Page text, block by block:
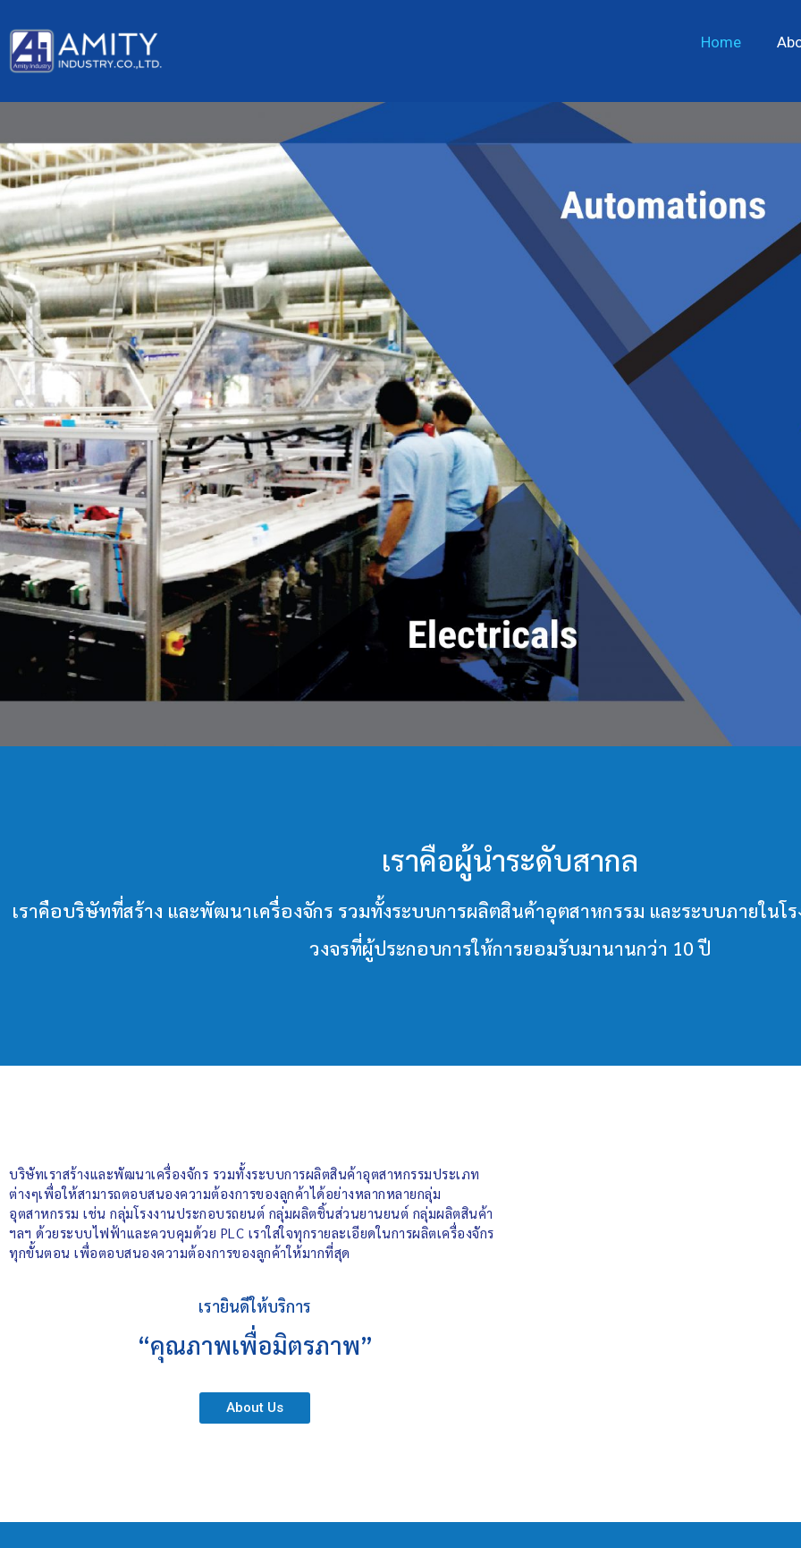
Home
เราคือผู้นำระดับสากล
เราคือบริษัทที่สร้าง และพัฒนาเครื่องจักร รวมทั้งระบบการผลิตสินค้าอุตสาหกรรม และระบบภายในโ
วงจรที่ผู้ประกอบการให้การยอมรับมานานกว่า 10 ปี
บริษัทเราสร้างและพัฒนาเครื่องจักร รวมทั้งระบบการผลิตสินค้าอุตสาหกรรมประเภท
ต่างๆเพื่อให้สามารถตอบสนองความต้องการของลูกค้าได้อย่างหลากหลายกลุ่ม
อุตสาหกรรม เช่น กลุ่มโรงงานประกอบรถยนต์ กลุ่มผลิตชิ้นส่วนยานยนต์ กลุ่มผลิตสินค้า
ฯลฯ ด้วยระบบไฟฟ้าและควบคุมด้วย PLC เราใส่ใจทุกรายละเอียดในการผลิตเครื่องจักร
ทุกขั้นตอน เพื่อตอบสนองความต้องการของลูกค้าให้มากที่สุด
เรายินดีให้บริการ
“คุณภาพเพื่อมิตรภาพ”
About Us